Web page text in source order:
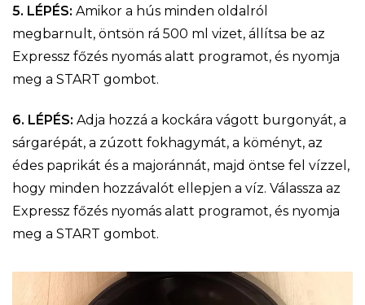
5. LÉPÉS: Amikor a hús minden oldalról
megbarnult, öntsön rá 500 ml vizet, állítsa be az
Expressz főzés nyomás alatt programot, és nyomja
meg a START gombot.
6. LÉPÉS: Adja hozzá a kockára vágott burgonyát, a
sárgarépát, a zúzott fokhagymát, a köményt, az
édes paprikát és a majoránnát, majd öntse fel vízzel,
hogy minden hozzávalót ellepjen a víz. Válassza az
Expressz főzés nyomás alatt programot, és nyomja
meg a START gombot.